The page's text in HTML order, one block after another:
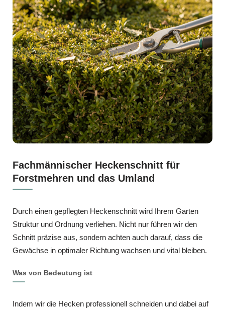
Fachmännischer Heckenschnitt für
Forstmehren und das Umland
Durch einen gepflegten Heckenschnitt wird Ihrem Garten
Struktur und Ordnung verliehen. Nicht nur führen wir den
Schnitt präzise aus, sondern achten auch darauf, dass die
Gewächse in optimaler Richtung wachsen und vital bleiben.
Was von Bedeutung ist
Indem wir die Hecken professionell schneiden und dabei auf